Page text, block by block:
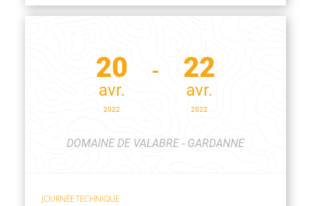
20
avr.
2022
22
avr.
2022
DOMAINE DE VALABRE - GARDANNE
JOURNÉE TECHNIQUE